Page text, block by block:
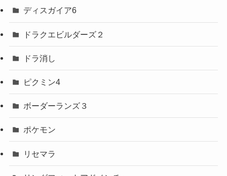
ディスガイア6
ドラクエビルダーズ２
ドラ消し
ピクミン4
ボーダーランズ３
ポケモン
リセマラ